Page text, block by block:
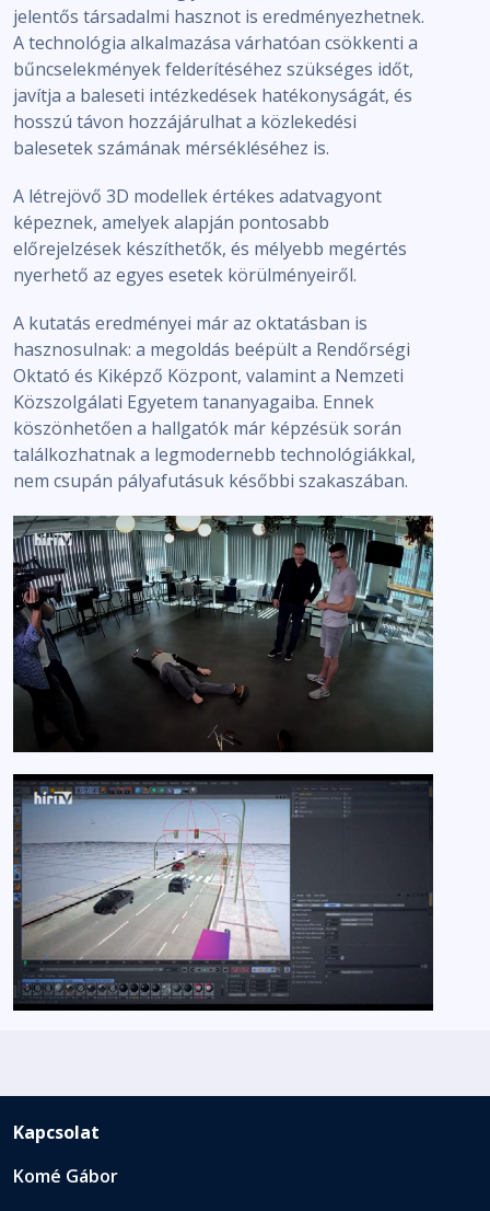
jelentős társadalmi hasznot is eredményezhetnek.
A technológia alkalmazása várhatóan csökkenti a
bűncselekmények felderítéséhez szükséges időt,
javítja a baleseti intézkedések hatékonyságát, és
hosszú távon hozzájárulhat a közlekedési
balesetek számának mérsékléséhez is.
A létrejövő 3D modellek értékes adatvagyont
képeznek, amelyek alapján pontosabb
előrejelzések készíthetők, és mélyebb megértés
nyerhető az egyes esetek körülményeiről.
A kutatás eredményei már az oktatásban is
hasznosulnak: a megoldás beépült a Rendőrségi
Oktató és Kiképző Központ, valamint a Nemzeti
Közszolgálati Egyetem tananyagaiba. Ennek
köszönhetően a hallgatók már képzésük során
találkozhatnak a legmodernebb technológiákkal,
nem csupán pályafutásuk későbbi szakaszában.
Kapcsolat
Komé Gábor